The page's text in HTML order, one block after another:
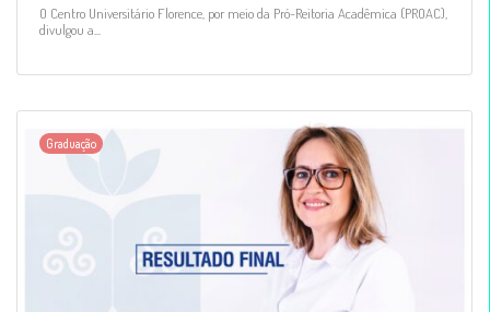
O Centro Universitário Florence, por meio da Pró-Reitoria Acadêmica (PROAC),
divulgou a...
Graduação